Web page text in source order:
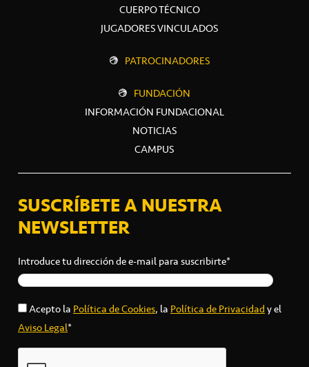
CUERPO TÉCNICO
JUGADORES VINCULADOS
PATROCINADORES
FUNDACIÓN
INFORMACIÓN FUNDACIONAL
NOTICIAS
CAMPUS
SUSCRÍBETE A NUESTRA
NEWSLETTER
Introduce tu dirección de e-mail para suscribirte*
Acepto laPolítica de Cookies, laPolítica de Privacidady el
Aviso Legal*